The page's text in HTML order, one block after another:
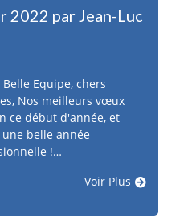
2022 par Jean-Luc
Equipe, chers
Nos meilleurs vœux
ce début d'année, et
belle année
!…
Voir Plus